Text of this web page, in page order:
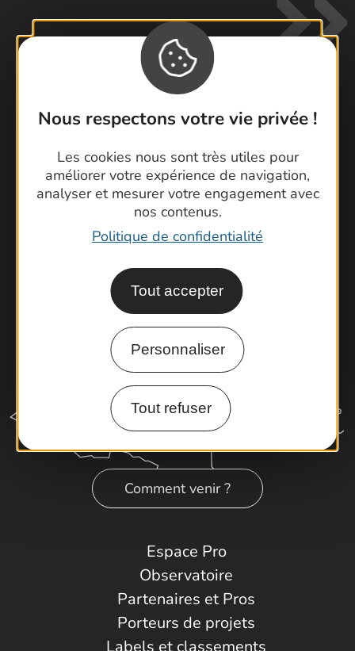
Nous respectons votre vie privée !
Les cookies nous sont très utiles pour
améliorer votre expérience de navigation,
analyser et mesurer votre engagement avec
nos contenus.
Politique de confidentialité
Tout accepter
Personnaliser
Tout refuser
Contactez-nous !
Foire aux questions
Brochures
Cartoguides et Topoguides
Latitude Gard
Comment venir ?
Espace Pro
Observatoire
Partenaires et Pros
Porteurs de projets